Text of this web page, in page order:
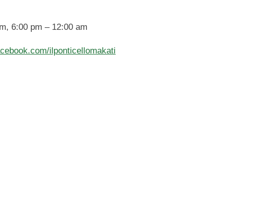
6:00 pm – 12:00 am
ilponticellomakati